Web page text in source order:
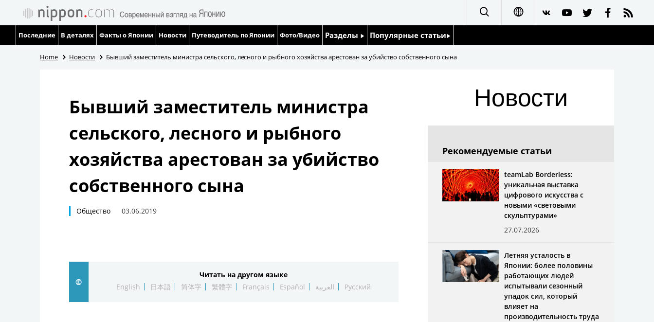
العربية
Последние В деталях Факты о Японии Новости Путеводитель по Японии Фото/Видео Разделы
Люди
Политика
Экономика
Общество
Популярные статьи
Японский язык
Home Новости Бывший заместитель министра сельского, лесного и рыбного хозяйства арестован за убийство собственного сына
Бывший заместитель министра
сельского, лесного и рыбного
хозяйства арестован за убийство
собственного сына
Общество 03.06.2019
Читать на другом языке
English
日本語 简体字 繁體字 Français Español العربية Русский
Новости
Рекомендуемые статьи
teamLab Borderless:
уникальная выставка
цифрового искусства с
новыми «световыми
скульптурами»
27.07.2026
Летняя усталость в
Японии: более половины
работающих людей
испытывали сезонный
упадок сил, который
влияет на
производительность труда